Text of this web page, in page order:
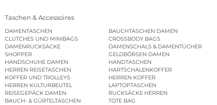
Taschen & Accessoires
DAMENTASCHEN
BAUCHTASCHEN DAMEN
CLUTCHES UND MINIBAGS
CROSSBODY BAGS
DAMENRUCKSÄCKE
DAMENSCHALS & DAMENTÜCHER
SHOPPER
GELDBÖRSEN DAMEN
HANDSCHUHE DAMEN
HANDTASCHEN
HERREN REISETASCHEN
HARTSCHALENKOFFER
KOFFER UND TROLLEYS
HERREN KOFFER
HERREN KULTURBEUTEL
LAPTOPTASCHEN
REISEGEPÄCK DAMEN
RUCKSÄCKE HERREN
BAUCH- & GÜRTELTASCHEN
TOTE BAG